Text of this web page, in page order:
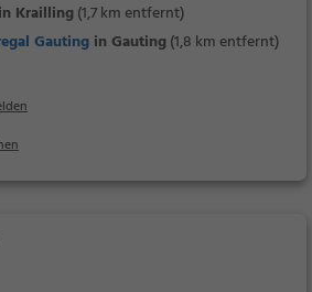
in Krailling(1,7 km entfernt)
Gauting in Gauting(1,8 km entfernt)